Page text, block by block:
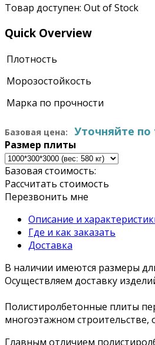
Товар доступен: Out of Stock
Quick Overview
Плотность
Морозостойкость
Марка по прочности
Базовая цена: Уточняйте
Размер плиты
Базовая стоимость:
Рассчитать стоимость
Перезвонить мне
Описание и
Где и как заказать
Доставка
В наличии имеются размеры
Осуществляем доставку
Полистиролбетонные плиты
многоэтажном строительстве,
Главным отличием